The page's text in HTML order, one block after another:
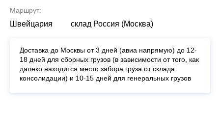
Маршрут:
Швейцария склад Россия (Москва)
Доставка до Москвы от 3 дней (авиа напрямую) до 12-
18 дней для сборных грузов (в зависимости от того, как
далеко находится место забора груза от склада
консолидации) и 10-15 дней для генеральных грузов